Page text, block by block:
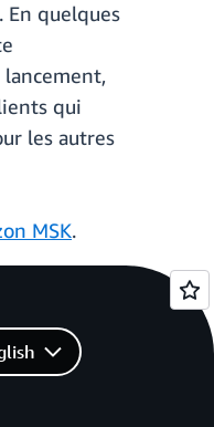
En quelques
qui
les autres
MSK.